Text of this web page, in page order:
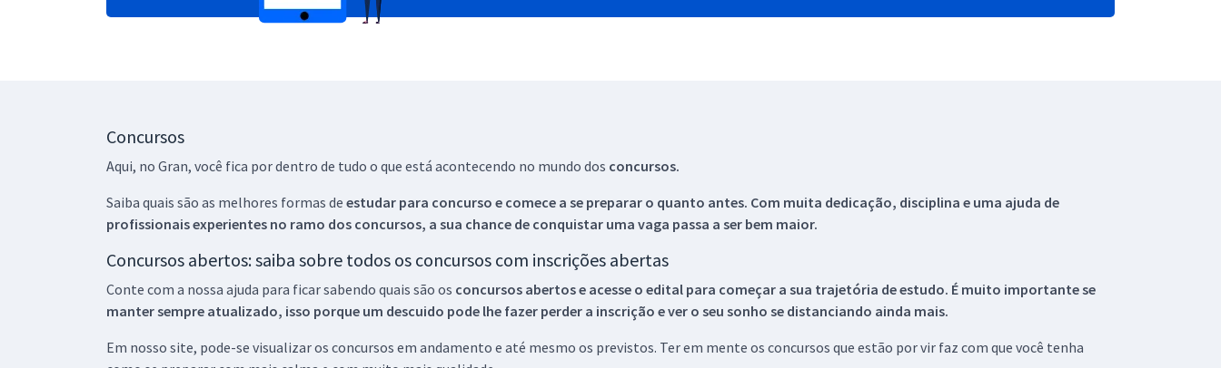
Concursos
Aqui, no Gran, você fica por dentro de tudo o que está acontecendo no mundo dos concursos.
Saiba quais são as melhores formas de estudar para concurso e comece a se preparar o quanto antes. Com muita dedicação, disciplina e uma ajuda de
profissionais experientes no ramo dos concursos, a sua chance de conquistar uma vaga passa a ser bem maior.
Concursos abertos: saiba sobre todos os concursos com inscrições abertas
Conte com a nossa ajuda para ficar sabendo quais são os concursos abertos e acesse o edital para começar a sua trajetória de estudo. É muito importante se
manter sempre atualizado, isso porque um descuido pode lhe fazer perder a inscrição e ver o seu sonho se distanciando ainda mais.
Em nosso site, pode-se visualizar os concursos em andamento e até mesmo os previstos. Ter em mente os concursos que estão por vir faz com que você tenha